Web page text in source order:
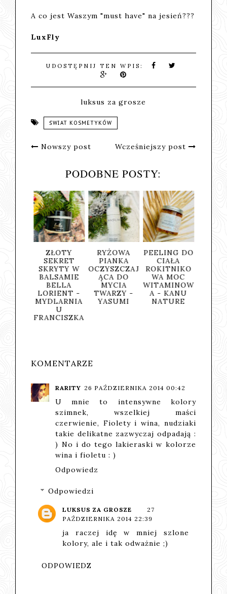
A co jest Waszym "must have" na jesień???
LuxFly
UDOSTĘPNIJ TEN WPIS:
luksus za grosze
ŚWIAT KOSMETYKÓW
Nowszy post Wcześniejszy post
PODOBNE POSTY:
ZŁOTY
SEKRET
SKRYTY W
BALSAMIE
BELLA
LORIENT -
MYDLARNIA
FRANCISZKA
RYŻOWA
PIANKA
OCZYSZCZAJ
ĄCA DO
MYCIA
TWARZY -
YASUMI
PEELING DO
CIAŁA
ROKITNIKO
WA MOC
WITAMINOW
A - KANU
NATURE
BLACK
OPENBOX
OD PURE
KOMENTARZE
RARITY 26 PAŹDZIERNIKA 2014 00:42
U mnie to intensywne kolory
szimnek, wszelkiej maści
czerwienie, Fiolety i wina, nudziaki
takie delikatne zazwyczaj odpadają :
) No i do tego lakieraski w kolorze
wina i fioletu : )
Odpowiedz
Odpowiedzi
LUKSUS ZA GROSZE
27
PAŹDZIERNIKA 2014 22:39
ja raczej idę w mniej szlone
kolory, ale i tak odważnie ;)
ODPOWIEDZ